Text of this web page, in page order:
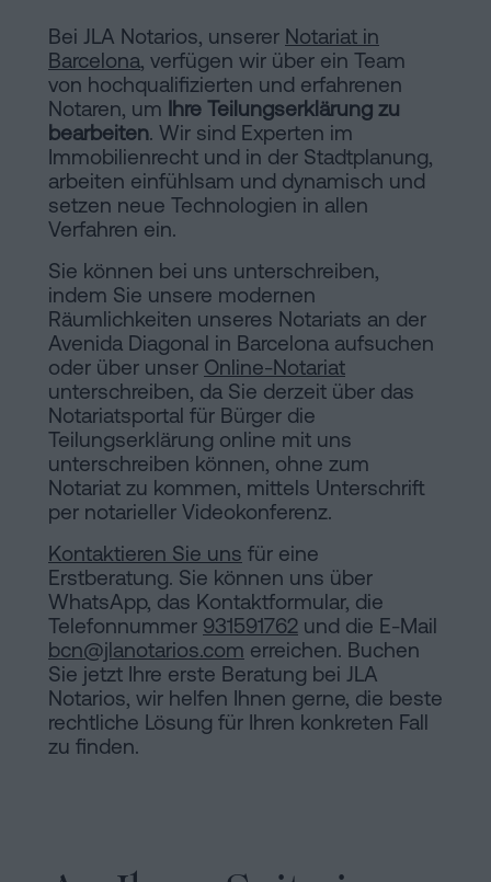
Bei JLA Notarios, unserer Notariat in
Barcelona, verfügen wir über ein Team
von hochqualifizierten und erfahrenen
Notaren, um Ihre Teilungserklärung zu
bearbeiten. Wir sind Experten im
Immobilienrecht und in der Stadtplanung,
arbeiten einfühlsam und dynamisch und
setzen neue Technologien in allen
Verfahren ein.
Sie können bei uns unterschreiben,
indem Sie unsere modernen
Räumlichkeiten unseres Notariats an der
Avenida Diagonal in Barcelona aufsuchen
oder über unser Online-Notariat
unterschreiben, da Sie derzeit über das
Notariatsportal für Bürger die
Teilungserklärung online mit uns
unterschreiben können, ohne zum
Notariat zu kommen, mittels Unterschrift
per notarieller Videokonferenz.
Kontaktieren Sie uns für eine
Erstberatung. Sie können uns über
WhatsApp, das Kontaktformular, die
Telefonnummer 931591762 und die E-Mail
bcn@jlanotarios.com erreichen. Buchen
Sie jetzt Ihre erste Beratung bei JLA
Notarios, wir helfen Ihnen gerne, die beste
rechtliche Lösung für Ihren konkreten Fall
zu finden.